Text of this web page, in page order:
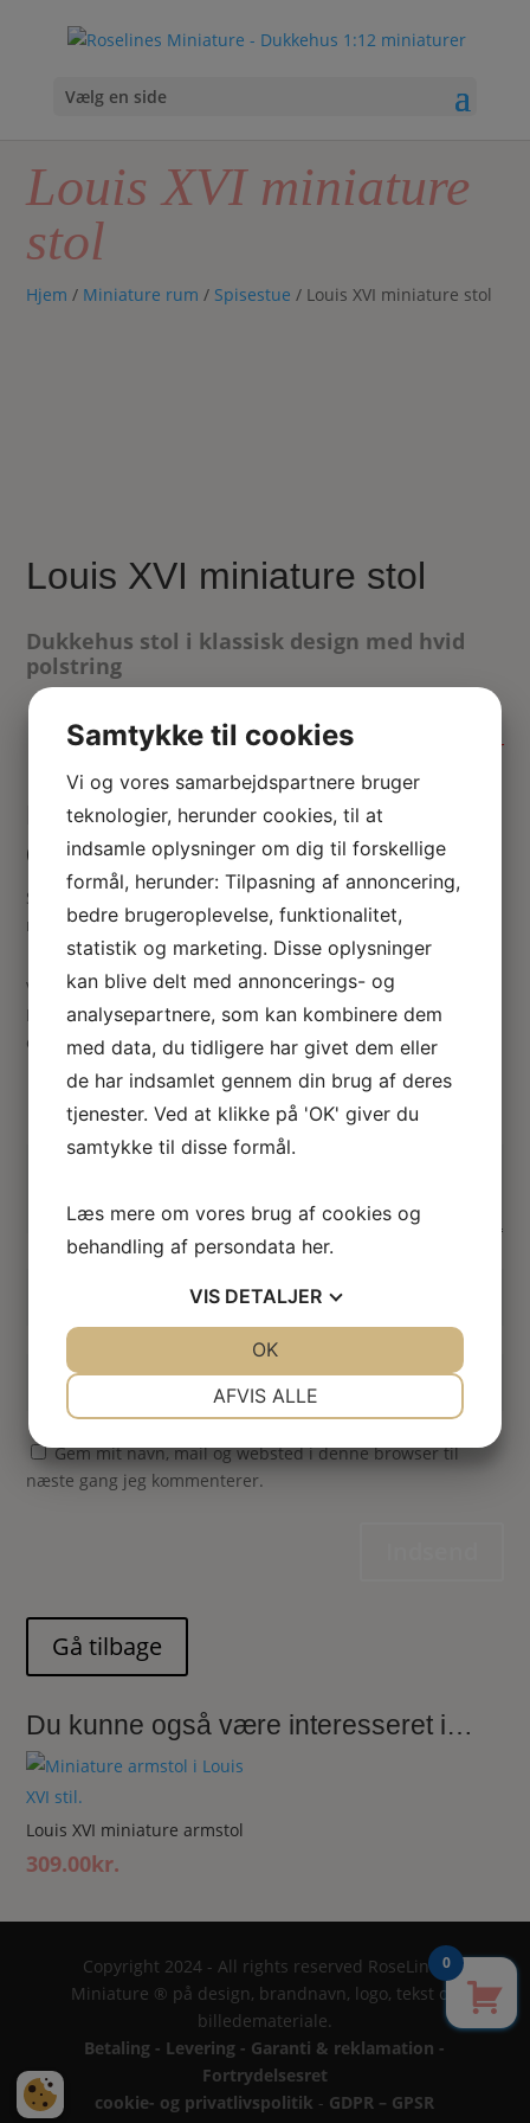
Vælg en side
Louis XVI miniature
stol
Hjem / Miniature rum / Spisestue / Louis XVI miniature stol
Louis XVI miniature stol
Dukkehus stol i klassisk design med hvid
polstring
kr.
Ikke på lager
Miniature stol / spisestue stol til
dukkehus 1:12
Super flot valnød stol til dukkehuset. Mål: 90 mm høj, 46
mm bred og 43 mm dyb
Vær den første til at anmelde “Louis XVI miniature stol”
Din e-mailadresse vil ikke blive publiceret. Krævede felter
er markeret med*
Gem mit navn, mail og websted i denne browser til
næste gang jeg kommenterer.
Du kunne også være interesseret i…
Louis XVI miniature armstol
309.00kr.
Copyright 2024 - All rights reserved RoseLines
Miniature ® på design, brandnavn, logo, tekst og
billedemateriale.
Betaling - Levering - Garanti & reklamation -
Fortrydelsesret
cookie- og privatlivspolitik - GDPR – GPSR
0
Samtykke til cookies
Vi og vores samarbejdspartnere bruger
teknologier, herunder cookies, til at
indsamle oplysninger om dig til forskellige
formål, herunder: Tilpasning af annoncering,
bedre brugeroplevelse, funktionalitet,
statistik og marketing. Disse oplysninger
kan blive delt med annoncerings- og
analysepartnere, som kan kombinere dem
med data, du tidligere har givet dem eller
de har indsamlet gennem din brug af deres
tjenester. Ved at klikke på 'OK' giver du
samtykke til disse formål.
Læs mere om vores brug af cookies og
behandling af persondata her.
VIS DETALJER
AFVIS ALLE
OK